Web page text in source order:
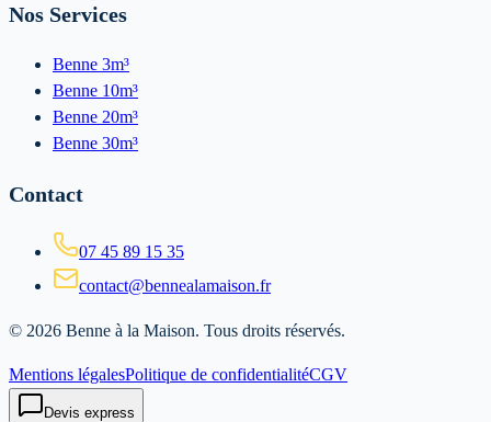
Nos Services
Benne 3m³
Benne 10m³
Benne 20m³
Benne 30m³
Contact
07 45 89 15 35
contact@bennealamaison.fr
© 2026 Benne à la Maison. Tous droits réservés.
Mentions légalesPolitique de confidentialitéCGV
Devis express